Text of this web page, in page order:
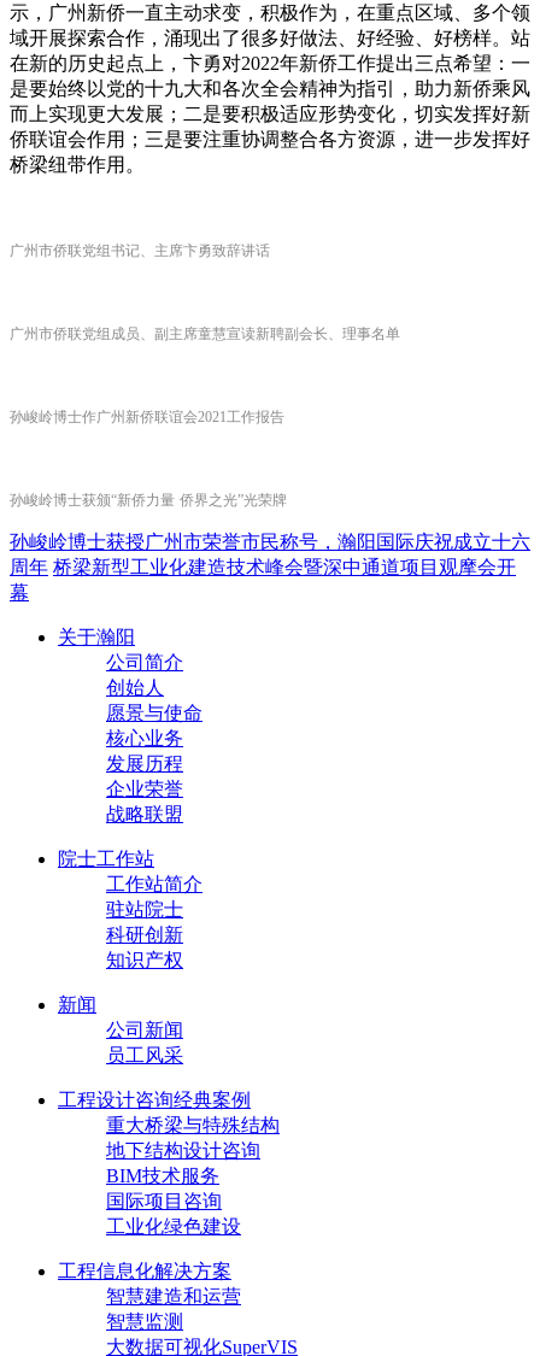
示，广州新侨一直主动求变，积极作为，在重点区域、多个领
域开展探索合作，涌现出了很多好做法、好经验、好榜样。站
在新的历史起点上，卞勇对2022年新侨工作提出三点希望：一
是要始终以党的十九大和各次全会精神为指引，助力新侨乘风
而上实现更大发展；二是要积极适应形势变化，切实发挥好新
侨联谊会作用；三是要注重协调整合各方资源，进一步发挥好
桥梁纽带作用。
广州市侨联党组书记、主席卞勇致辞讲话
广州市侨联党组成员、副主席童慧宣读新聘副会长、理事名单
孙峻岭博士作广州新侨联谊会2021工作报告
孙峻岭博士获颁“新侨力量 侨界之光”光荣牌
孙峻岭博士获授广州市荣誉市民称号，瀚阳国际庆祝成立十六
周年 桥梁新型工业化建造技术峰会暨深中通道项目观摩会开
幕
关于瀚阳
公司简介
创始人
愿景与使命
核心业务
发展历程
企业荣誉
战略联盟
院士工作站
工作站简介
驻站院士
科研创新
知识产权
新闻
公司新闻
员工风采
工程设计咨询经典案例
重大桥梁与特殊结构
地下结构设计咨询
BIM技术服务
国际项目咨询
工业化绿色建设
工程信息化解决方案
智慧建造和运营
智慧监测
大数据可视化SuperVIS